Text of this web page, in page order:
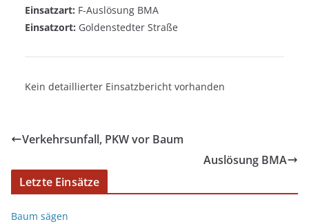
Einsatzart: F-Auslösung BMA
Einsatzort: Goldenstedter Straße
Kein detaillierter Einsatzbericht vorhanden
Verkehrsunfall, PKW vor Baum
Auslösung BMA
Letzte Einsätze
Baum sägen